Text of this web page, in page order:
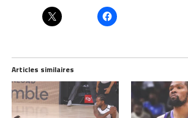
Articles similaires